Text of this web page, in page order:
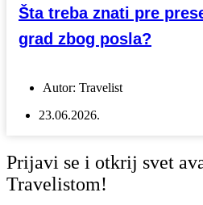
Šta treba znati pre
grad zbog posla?
Autor: Travelist
23.06.2026.
Prijavi se i otkrij svet
Travelistom!